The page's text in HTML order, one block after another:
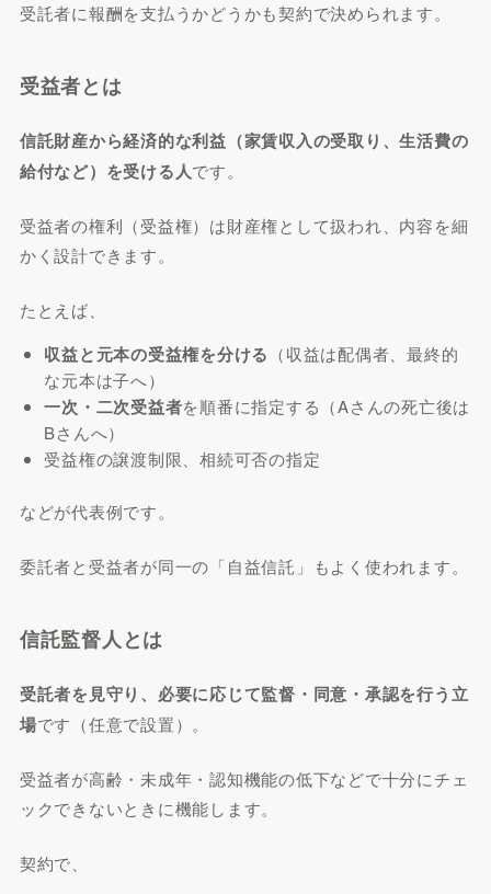
受託者に報酬を支払うかどうかも契約で決められます。
受益者とは
信託財産から経済的な利益（家賃収入の受取り、生活費の
給付など）を受ける人です。
受益者の権利（受益権）は財産権として扱われ、内容を細
かく設計できます。
たとえば、
収益と元本の受益権を分ける （収益は配偶者、最終的
な元本は子へ）
一次・二次受益者を順番に指定する（Aさんの死亡後は
Bさんへ）
受益権の譲渡制限、相続可否の指定
などが代表例です。
委託者と受益者が同一の「自益信託」もよく使われます。
信託監督人とは
受託者を見守り、必要に応じて監督・同意・承認を行う立
場です（任意で設置）。
受益者が高齢・未成年・認知機能の低下などで十分にチェ
ックできないときに機能します。
契約で、